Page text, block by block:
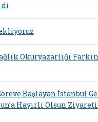
Okuryazarlığı
Başlayan İstanbul
Hayırlı Olsun